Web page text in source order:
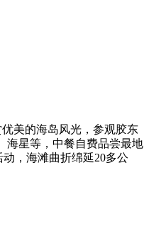
美的海岛风光，参观胶东
海星等，中餐自费品尝最地
，海滩曲折绵延20多公